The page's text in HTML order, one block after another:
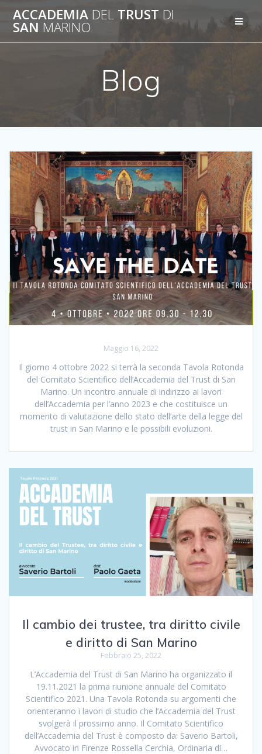
al
ACCADEMIA DEL TRUST DI
SAN MARINO
Blog
Maggio 16, 2022
Il giorno 4 ottobre 2022 si terrà la seconda Tavola Rotonda
del Comitato Scientifico dell’Accademia del Trust di San
Marino. Un incontro annuale di indirizzo ai lavori
dell’Accademia per l’anno 2023 e che costituisce un
momento di valutazione dello stato dell’arte della legge del
trust in San Marino e le possibili evoluzioni.
Il cambio dei trustee, tra diritto civile
e diritto di San Marino
Febbraio 25, 2022
L’Accademia del Trust di San Marino ha organizzato il
19.11.2021 la prima riunione annuale del Comitato
Scientifico 2021. Una Tavola Rotonda su argomenti che
orienteranno i lavori di studio che l’Accademia del Trust
svolgerà il prossimo anno. Il Comitato Scientifico
dell’Accademia del Trust è composto da: Saverio Bartoli,
Avvocato in Firenze Rossella Cerchia, Ordinaria di…